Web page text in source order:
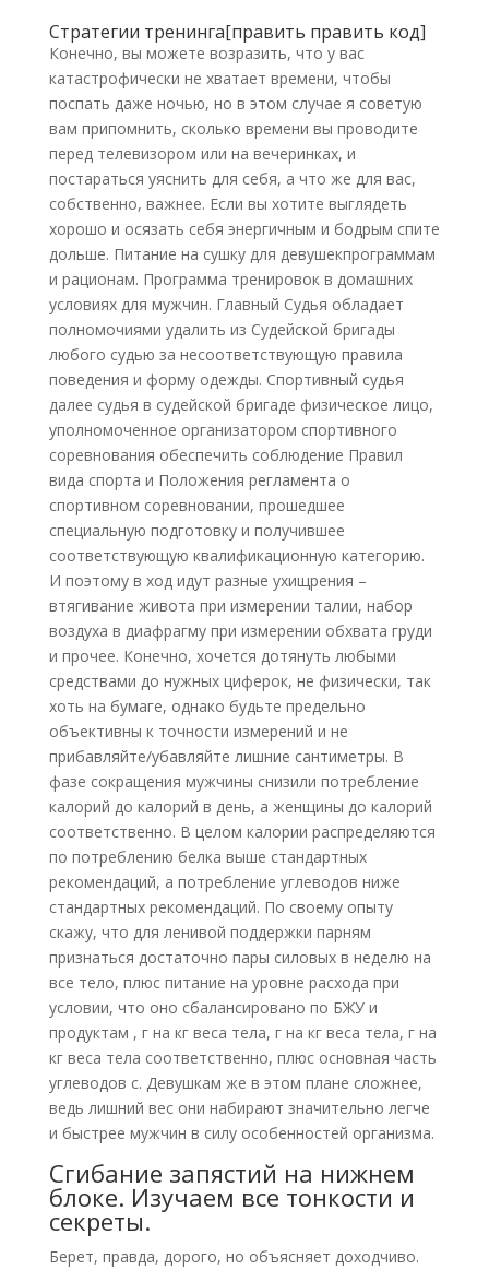
Стратегии тренинга[править править код]
Конечно, вы можете возразить, что у вас
катастрофически не хватает времени, чтобы
поспать даже ночью, но в этом случае я советую
вам припомнить, сколько времени вы проводите
перед телевизором или на вечеринках, и
постараться уяснить для себя, а что же для вас,
собственно, важнее. Если вы хотите выглядеть
хорошо и осязать себя энергичным и бодрым спите
дольше. Питание на сушку для девушекпрограммам
и рационам. Программа тренировок в домашних
условиях для мужчин. Главный Судья обладает
полномочиями удалить из Судейской бригады
любого судью за несоответствующую правила
поведения и форму одежды. Спортивный судья
далее судья в судейской бригаде физическое лицо,
уполномоченное организатором спортивного
соревнования обеспечить соблюдение Правил
вида спорта и Положения регламента о
спортивном соревновании, прошедшее
специальную подготовку и получившее
соответствующую квалификационную категорию.
И поэтому в ход идут разные ухищрения –
втягивание живота при измерении талии, набор
воздуха в диафрагму при измерении обхвата груди
и прочее. Конечно, хочется дотянуть любыми
средствами до нужных циферок, не физически, так
хоть на бумаге, однако будьте предельно
объективны к точности измерений и не
прибавляйте/убавляйте лишние сантиметры. В
фазе сокращения мужчины снизили потребление
калорий до калорий в день, а женщины до калорий
соответственно. В целом калории распределяются
по потреблению белка выше стандартных
рекомендаций, а потребление углеводов ниже
стандартных рекомендаций. По своему опыту
скажу, что для ленивой поддержки парням
признаться достаточно пары силовых в неделю на
все тело, плюс питание на уровне расхода при
условии, что оно сбалансировано по БЖУ и
продуктам , г на кг веса тела, г на кг веса тела, г на
кг веса тела соответственно, плюс основная часть
углеводов с. Девушкам же в этом плане сложнее,
ведь лишний вес они набирают значительно легче
и быстрее мужчин в силу особенностей организма.
Сгибание запястий на нижнем
блоке. Изучаем все тонкости и
секреты.
Берет, правда, дорого, но объясняет доходчиво.